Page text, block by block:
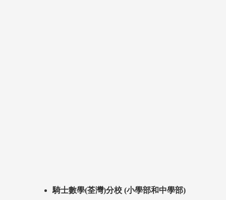
騎士數學(荃灣)分校 (小學部和中學部)